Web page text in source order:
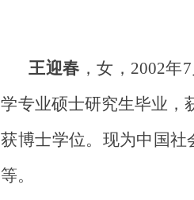
王迎春 ，女，2002
学专业硕士研究生毕业，
获博士学位。现为中国
等。